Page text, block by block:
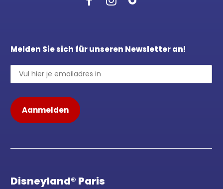
Melden Sie sich für unseren Newsletter an!
Disneyland® Paris